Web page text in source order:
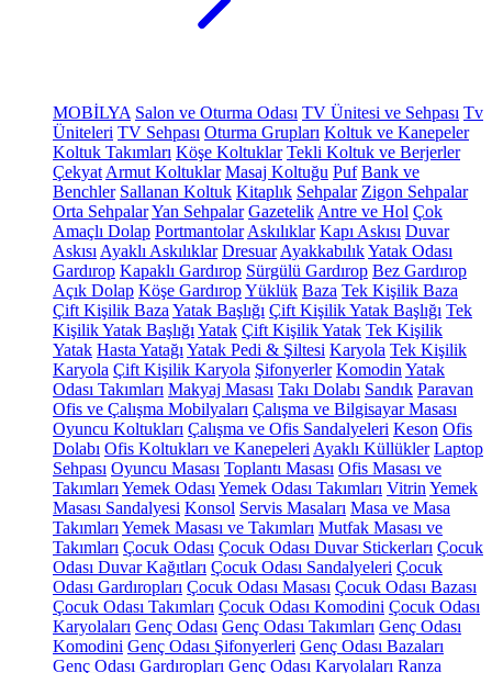
MOBİLYA Salon ve Oturma Odası TV Ünitesi ve Sehpası Tv
Üniteleri TV Sehpası Oturma Grupları Koltuk ve Kanepeler
Koltuk Takımları Köşe Koltuklar Tekli Koltuk ve Berjerler
Çekyat Armut Koltuklar Masaj Koltuğu Puf Bank ve
Benchler Sallanan Koltuk Kitaplık Sehpalar Zigon Sehpalar
Orta SehpalarYan Sehpalar Gazetelik Antre ve Hol Çok
Amaçlı Dolap Portmantolar Askılıklar Kapı Askısı Duvar
Askısı Ayaklı Askılıklar Dresuar AyakkabılıkYatak Odası
Gardırop Kapaklı Gardırop Sürgülü Gardırop Bez Gardırop
Açık Dolap Köşe GardıropYüklük Baza Tek Kişilik Baza
Çift Kişilik Baza Yatak Başlığı Çift Kişilik Yatak Başlığı Tek
Kişilik Yatak Başlığı Yatak Çift Kişilik Yatak Tek Kişilik
Yatak Hasta Yatağı Yatak Pedi & Şiltesi Karyola Tek Kişilik
Karyola Çift Kişilik Karyola Şifonyerler Komodin Yatak
Odası Takımları Makyaj Masası Takı Dolabı Sandık Paravan
Ofis ve Çalışma Mobilyaları Çalışma ve Bilgisayar Masası
Oyuncu Koltukları Çalışma ve Ofis Sandalyeleri Keson Ofis
Dolabı Ofis Koltukları ve Kanepeleri Ayaklı Küllükler Laptop
Sehpası Oyuncu Masası Toplantı Masası Ofis Masası ve
Takımları Yemek Odası Yemek Odası Takımları Vitrin Yemek
Masası Sandalyesi Konsol Servis Masaları Masa ve Masa
Takımları Yemek Masası ve Takımları Mutfak Masası ve
Takımları Çocuk Odası Çocuk Odası Duvar Stickerları Çocuk
Odası Duvar Kağıtları Çocuk Odası Sandalyeleri Çocuk
Odası Gardıropları Çocuk Odası Masası Çocuk Odası Bazası
Çocuk Odası Takımları Çocuk Odası Komodini Çocuk Odası
Karyolaları Genç Odası Genç Odası Takımları Genç Odası
Komodini Genç Odası Şifonyerleri Genç Odası Bazaları
Genç Odası Gardıropları Genç Odası Karyolaları Ranza